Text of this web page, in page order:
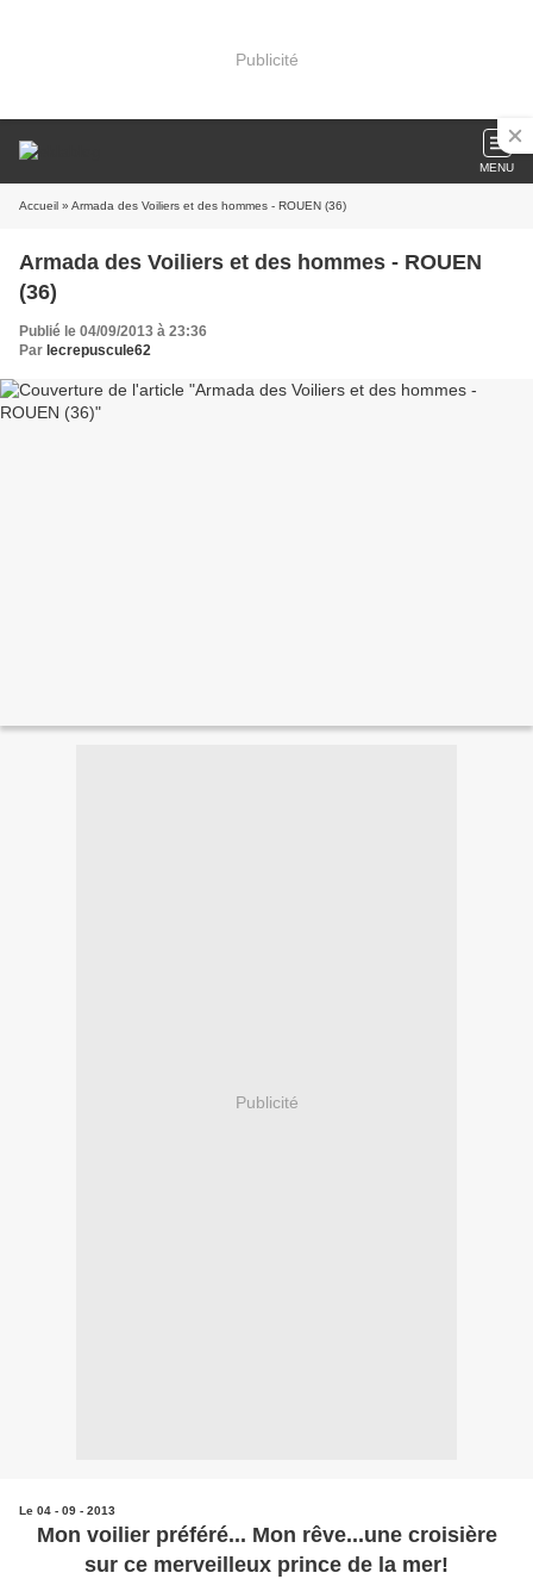
Publicité
MENU
Accueil » Armada des Voiliers et des hommes - ROUEN (36)
Armada des Voiliers et des hommes - ROUEN
(36)
Publié le 04/09/2013 à 23:36
Par lecrepuscule62
Publicité
Le 04 - 09 - 2013
Mon voilier préféré... Mon rêve...une croisière
sur ce merveilleux prince de la mer!